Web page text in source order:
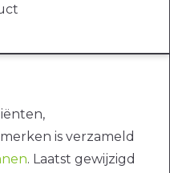
is verzameld
. Laatst gewijzigd